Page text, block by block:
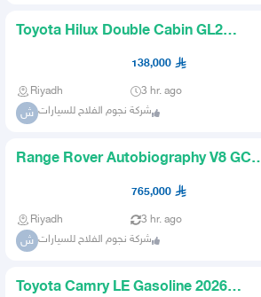
Toyota Hilux Double Cabin GL2
138,000
Riyadh 3 hr. ago
ش شركة نجوم الفلاح للسيارات
Range Rover Autobiography V8 GCC
765,000
Riyadh 3 hr. ago
ش شركة نجوم الفلاح للسيارات
Toyota Camry LE Gasoline 2026